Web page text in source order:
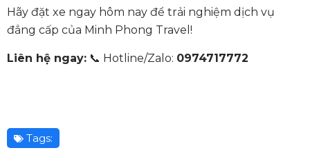
Hãy đặt xe ngay hôm nay để trải nghiệm dịch vụ
đẳng cấp của Minh Phong Travel!
Liên hệ ngay: 📞 Hotline/Zalo: 0974717772
Tags: